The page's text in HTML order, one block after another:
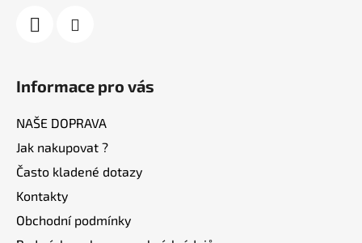
Informace pro vás
NAŠE DOPRAVA
Jak nakupovat ?
Často kladené dotazy
Kontakty
Obchodní podmínky